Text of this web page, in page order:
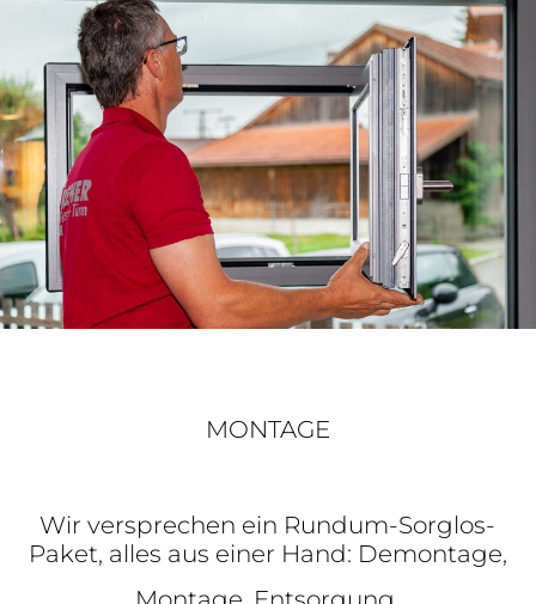
MONTAGE
Wir versprechen ein Rundum-Sorglos-
Paket, alles aus einer Hand: Demontage,